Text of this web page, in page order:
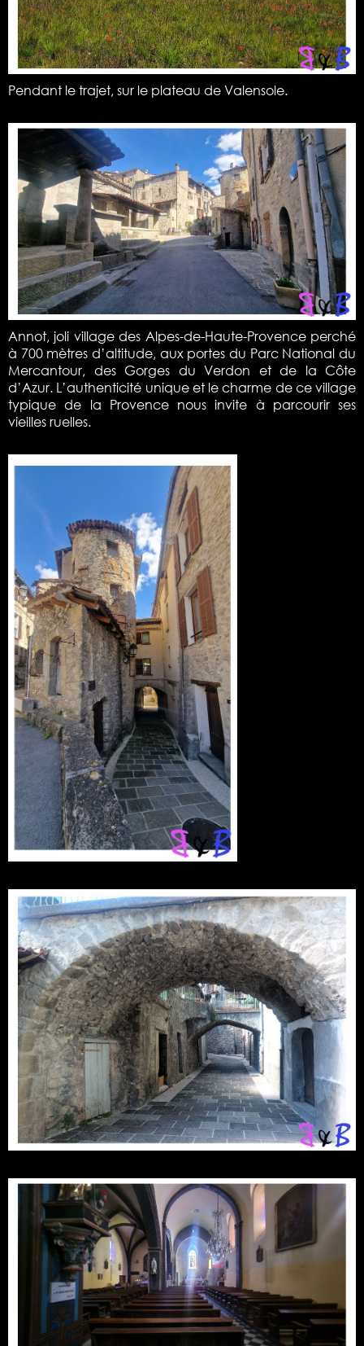
Pendant le trajet, sur le plateau de Valensole.
Annot, joli village des Alpes-de-Haute-Provence perché
à 700 mètres d’altitude, aux portes du Parc National du
Mercantour, des Gorges du Verdon et de la Côte
d’Azur. L’authenticité unique et le charme de ce village
typique de la Provence nous invite à parcourir ses
vieilles ruelles.